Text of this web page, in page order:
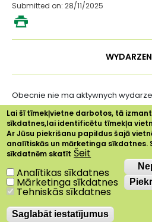
Submitted on: 28/11/2025
Obecnie nie ma aktywnych
Lai šī tīmekļvietne darbotos, tā
sīkdatnes,lai identificētu tīmekļa
Ar Jūsu piekrišanu papildus šajā
analītiskās un mārketinga sīkdatnes.
sīkdatnēm skatīt Šeit
Analītikas sīkdatnes
Mārketinga sīkdatnes
Tehniskās sīkdatnes
Saglabāt iestatījumus